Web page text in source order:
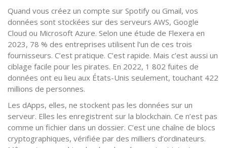
Quand vous créez un compte sur Spotify ou Gmail, vos
données sont stockées sur des serveurs AWS, Google
Cloud ou Microsoft Azure. Selon une étude de Flexera en
2023, 78 % des entreprises utilisent l’un de ces trois
fournisseurs. C’est pratique. C’est rapide. Mais c’est aussi un
ciblage facile pour les pirates. En 2022, 1 802 fuites de
données ont eu lieu aux États-Unis seulement, touchant 422
millions de personnes.
Les dApps, elles, ne stockent pas les données sur un
serveur. Elles les enregistrent sur la blockchain. Ce n’est pas
comme un fichier dans un dossier. C’est une chaîne de blocs
cryptographiques, vérifiée par des milliers d’ordinateurs.